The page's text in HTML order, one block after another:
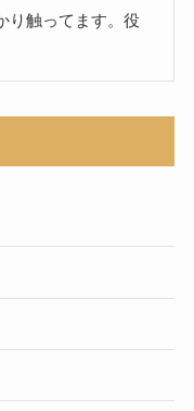
り触ってます。役